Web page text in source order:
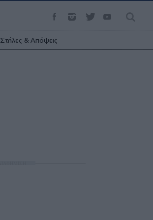
Στήλες & Απόψεις